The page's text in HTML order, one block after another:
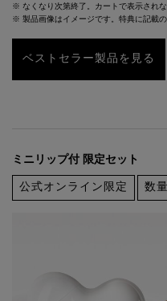
※ なくなり次第終了。カートで表示されな
※ 製品画像はイメージです。特典に記載の
ベストセラー製品を見る
ミニリップ付 限定セット
公式オンライン限定 数